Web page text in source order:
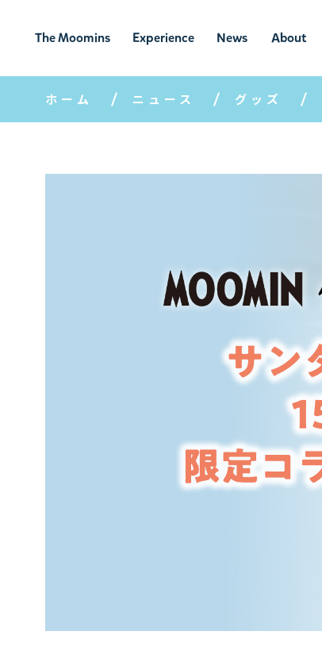
The Moomins
ムーミンの
世界
Experience
ムーミンの世
界を楽しむ
News
ニュ
ース
About
ムーミン
について
ホーム ニュース グッズ